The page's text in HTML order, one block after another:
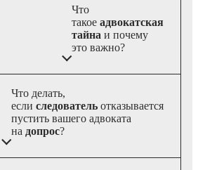
Что
такое адвокатская
тайна и почему
это важно?
Что делать,
если следователь отказывается
пустить вашего адвоката
на допрос?